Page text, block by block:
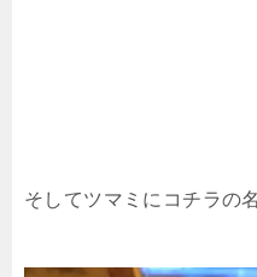
そしてツマミにコチラの